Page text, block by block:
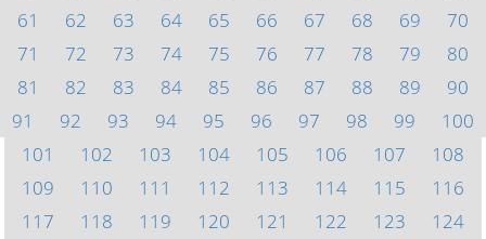
61
62 63 64 65 66 67 68 69
70
71
72 73 74 75 76 77 78 79
80
81
82 83 84 85 86 87 88 89
90
91
92 93 94 95 96 97 98 99
100
101
102 103 104 105 106 107
108
109
110 111 112 113 114 115
116
117
118 119 120 121 122 123
124